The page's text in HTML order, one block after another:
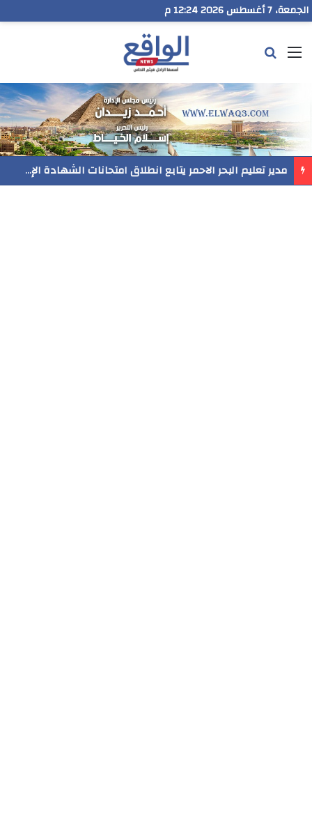
الجمعة، 7 أغسطس 2026 12:24 م
القائمة
مدير تعليم البحر الاحمر يتابع انطلاق امتحانات الشهادة الإعدادية ويؤكد: الانضباط